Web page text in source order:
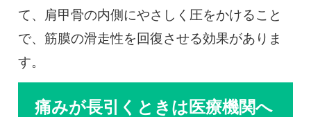
て、肩甲骨の内側にやさしく圧をかけること
で、筋膜の滑走性を回復させる効果がありま
す。
痛みが長引くときは医療機関へ